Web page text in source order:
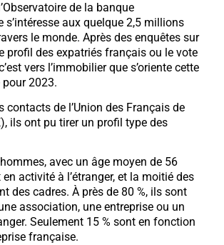
de la banque
s’intéresse aux quelque 2,5 millions
le monde. Après des enquêtes sur
profil des expatriés français ou le vote
vers l’immobilier que s’oriente cette
2023.
contacts de l’Union des Français de
ils ont pu tirer un profil type des
avec un âge moyen de 56
activité à l’étranger, et la moitié des
des cadres. À près de 80 %, ils sont
association, une entreprise ou un
Seulement 15 % sont en fonction
française.